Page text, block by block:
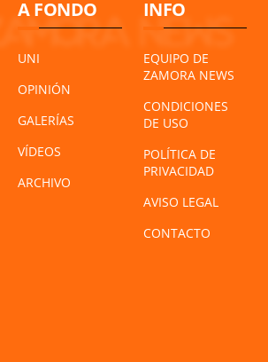
A FONDO
UNI
OPINIÓN
GALERÍAS
VÍDEOS
ARCHIVO
INFO
EQUIPO DE
ZAMORA NEWS
CONDICIONES
DE USO
POLÍTICA DE
PRIVACIDAD
AVISO LEGAL
CONTACTO